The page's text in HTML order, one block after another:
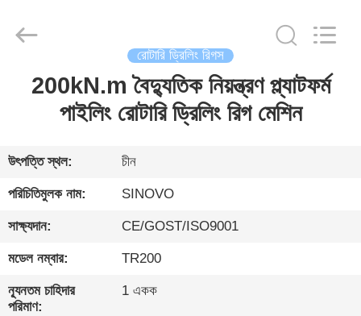
VR
প্রদর্শন
আমাদের
সম্পর্কে
Sinovo
Heavy
Reserved.
রোটারি ড্রিলিং রিগস
200kN.m বৈদ্যুতিক নিয়ন্ত্রণ প্ল্যাটফর্ম
পাইলিং রোটারি ড্রিলিং রিগ মেশিন
উৎপত্তি স্থল: চীন
পরিচিতিমুলক নাম: SINOVO
সাক্ষ্যদান: CE/GOST/ISO9001
মডেল নম্বার: TR200
ন্যূনতম চাহিদার
পরিমাণ:
1 একক